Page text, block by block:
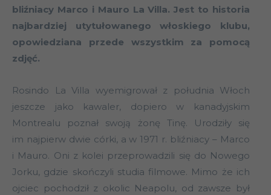
bliźniacy Marco i Mauro La Villa. Jest to historia
najbardziej utytułowanego włoskiego klubu,
opowiedziana przede wszystkim za pomocą
zdjęć.
Rosindo La Villa wyemigrował z południa Włoch
jeszcze jako kawaler, dopiero w kanadyjskim
Montrealu poznał swoją żonę Tinę. Urodziły się
im najpierw dwie córki, a w 1971 r. bliźniacy – Marco
i Mauro. Oni z kolei przeprowadzili się do Nowego
Jorku, gdzie skończyli studia filmowe. Mimo że ich
ojciec pochodził z okolic Neapolu, od zawsze był